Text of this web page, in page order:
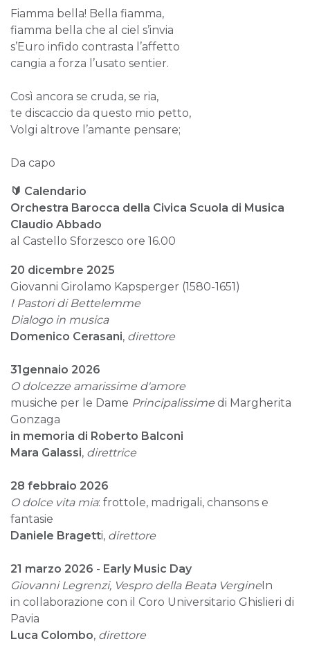
Fiamma bella! Bella fiamma,
fiamma bella che al ciel s’invia
s’Euro infido contrasta l’affetto
cangia a forza l’usato sentier.
Così ancora se cruda, se ria,
te discaccio da questo mio petto,
Volgi altrove l’amante pensare;
Da capo
🔰 Calendario
Orchestra Barocca della Civica Scuola di Musica
Claudio Abbado
al Castello Sforzesco ore 16.00
20 dicembre 2025
Giovanni Girolamo Kapsperger (1580-1651)
I Pastori di Bettelemme
Dialogo in musica
Domenico Cerasani, direttore
31gennaio 2026
O dolcezze amarissime d'amore
musiche per le Dame Principalissime di Margherita
Gonzaga
in memoria di Roberto Balconi
Mara Galassi, direttrice
28 febbraio 2026
O dolce vita mia: frottole, madrigali, chansons e
fantasie
Daniele Bragetti, direttore
21 marzo 2026 - Early Music Day
Giovanni Legrenzi, Vespro della Beata VergineIn
in collaborazione con il Coro Universitario Ghislieri di
Pavia
Luca Colombo, direttore